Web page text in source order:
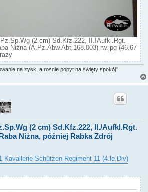
(2 cm) Sd.Kfz.222, II.!Aufkl.Rgt.
Niżna (A.Pz.Abw.Abt.168.003) rw.jpg (46.67
na zysk, a rośnie popyt na święty spokój"
(2 cm) Sd.Kfz.222, II./Aufkl.Rgt.
Niżna, później Rabka Zdrój
Kavallerie-Schützen-Regiment 11 (4.le.Div)